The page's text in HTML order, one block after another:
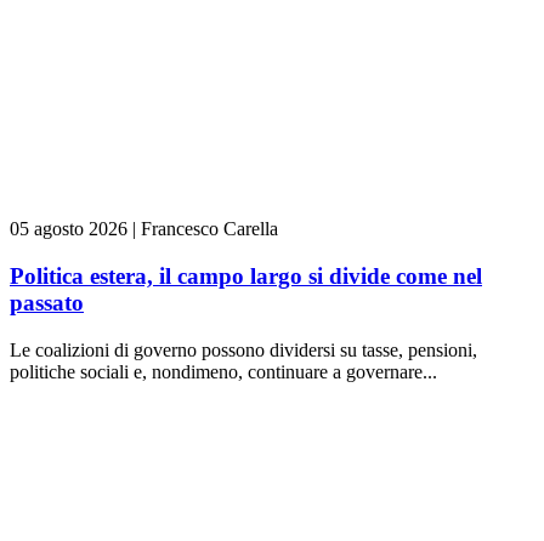
05 agosto 2026 | Francesco Carella
Politica estera, il campo largo si divide come nel
passato
Le coalizioni di governo possono dividersi su tasse, pensioni,
politiche sociali e, nondimeno, continuare a governare...